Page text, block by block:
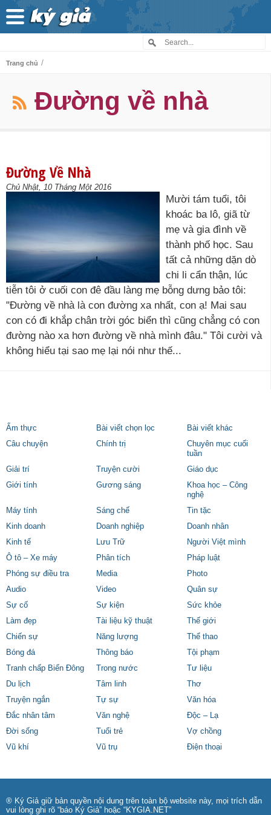
Trang chủ /
Đường về nhà
Đường Về Nhà
Chủ Nhật, 10 Tháng Một 2016
Mười tám tuổi, tôi
khoác ba lô, giã từ
mẹ và gia đình về
thành phố học. Sau
tất cả những dặn dò
chi li cẩn thận, lúc
tiễn tôi ở cuối con đê đầu làng mẹ bỗng dưng bảo tôi:
"Đường về nhà là con đường xa nhất, con ạ! Mai sau
con có đi khắp chân trời góc biển thì cũng chẳng có con
đường nào xa hơn đường về nhà mình đâu." Tôi cười và
không hiểu tại sao mẹ lại nói như thế...
Ẩm thực Bài viết chọn lọc
Bài viết khác
Câu chuyện
Chính trị
Chuyên mục cuối
tuần
Giải trí
Truyện cười
Giáo dục
Giới tính
Gương sáng
Khoa học – Công
nghệ
Máy tính
Sáng chế
Tin tặc
Kinh doanh
Doanh nghiệp
Doanh nhân
Kinh tế
Lưu Trữ
Người Việt mình
Ô tô – Xe máy
Phân tích
Pháp luật
Phóng sự điều tra
Media
Photo
Audio
Video
Quân sự
Sự cố
Sự kiện
Sức khỏe
Làm đẹp
Tài liệu kỹ thuật
Thế giới
Chiến sự
Năng lượng
Thể thao
Bóng đá
Thông báo
Tội phạm
Tranh chấp Biển Đông
Trong nước
Tư liệu
Du lịch
Tâm linh
Thơ
Truyện ngắn
Tự sự
Văn hóa
Đắc nhân tâm
Văn nghệ
Độc – Lạ
Đời sống
Tuổi trẻ
Vợ chồng
Vũ khí
Vũ trụ Điện thoại
® Ký Giả giữ bản quyền nội dung trên toàn bộ website này, mọi trích dẫn
vui lòng ghi rõ “báo Ký Giả” hoặc “KYGIA.NET”